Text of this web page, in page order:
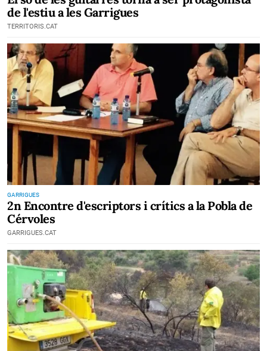
de l'estiu a les Garrigues
TERRITORIS.CAT
GARRIGUES
2n Encontre d'escriptors i crítics a la Pobla de
Cérvoles
GARRIGUES.CAT